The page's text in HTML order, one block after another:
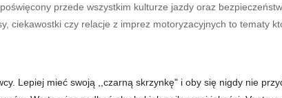
przede wszystkim kulturze jazdy oraz
ciekawostki czy relacje z imprez motoryzacyjnych to tematy
Lepiej mieć swoją ,,czarną skrzynkę" i oby się nigdy nie